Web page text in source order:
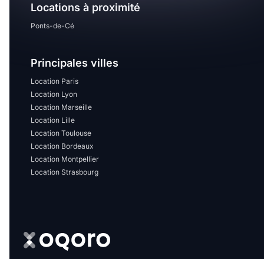
Nombre de chambres
disponibles
disponibles
Espaces additionnels
Sélectionner...
Équipements des parties
communes
Local à vélo
Locations à proximité
Ponts-de-Cé
Principales villes
Location Paris
Location Lyon
Location Marseille
Location Lille
Location Toulouse
Location Bordeaux
Location Montpellier
Location Strasbourg